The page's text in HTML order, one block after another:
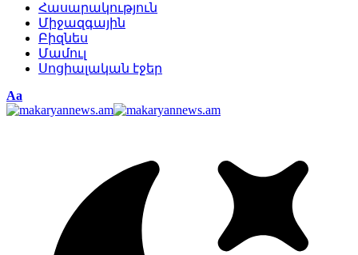
Հասարակություն
Միջազգային
Բիզնես
Մամուլ
Սոցիալական էջեր
Изменение
размера
Аа